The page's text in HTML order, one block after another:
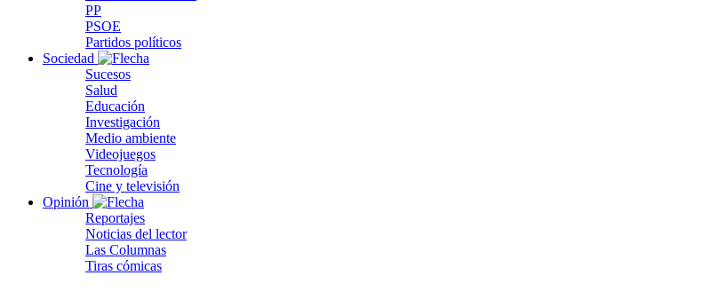
PP
PSOE
Partidos políticos
Sociedad
Sucesos
Salud
Educación
Investigación
Medio ambiente
Videojuegos
Tecnología
Cine y televisión
Opinión
Reportajes
Noticias del lector
Las Columnas
Tiras cómicas